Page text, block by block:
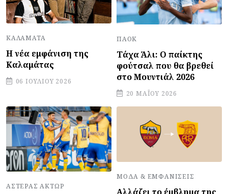
ΚΑΛΑΜΆΤΑ
Η νέα εμφάνιση της
Καλαμάτας
06 ΙΟΥΛΊΟΥ 2026
ΠΑΟΚ
Τάχα Άλι: Ο παίκτης
φούτσαλ που θα βρεθεί
στο Μουντιάλ 2026
20 ΜΑΪ́ΟΥ 2026
ΑΣΤΈΡΑΣ ΆΚΤΩΡ
ΜΌΔΑ & ΕΜΦΑΝΊΣΕΙΣ
Αλλάζει το έμβλημα της